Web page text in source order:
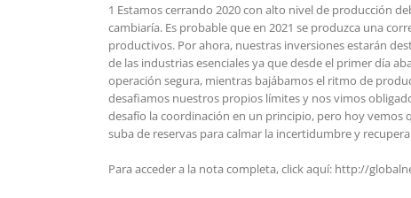
1 Estamos cerrando 2020 con alto nivel de producción
cambiaría. Es probable que en 2021 se produzca una
productivos. Por ahora, nuestras inversiones estarán
de las industrias esenciales ya que desde el primer día
operación segura, mientras bajábamos el ritmo de
desafiamos nuestros propios límites y nos vimos
desafío la coordinación en un principio, pero hoy
suba de reservas para calmar la incertidumbre y
Para acceder a la nota completa, click aquí: http://